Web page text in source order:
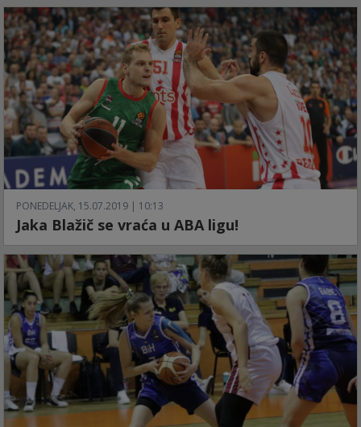
PONEDELJAK, 15.07.2019 | 10:13
Jaka Blažič se vraća u ABA ligu!